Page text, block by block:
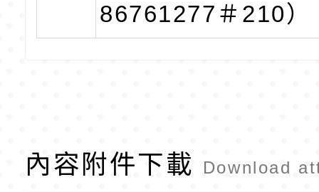
86761277＃210）
內容附件下載 Download